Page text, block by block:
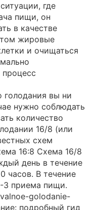
где
пищи, он
в качестве
жировые
и очищаться
голодания вы ни
нужно соблюдать
количество
16/8 (или
схем
16:8 Схема 16/8
день в течение
часов. В течение
3 приема пищи.
golodanie-
подробный гид